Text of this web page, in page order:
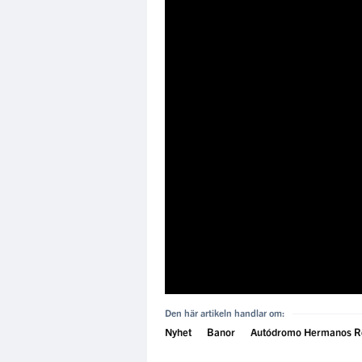
Den här artikeln handlar om:
Nyhet Banor Autódromo Hermanos